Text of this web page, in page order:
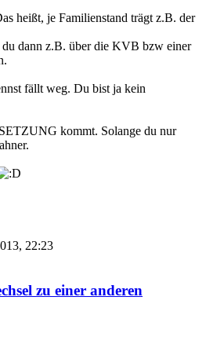
heißt, je Familienstand trägt z.B. der
dann z.B. über die KVB bzw einer
fällt weg. Du bist ja kein
kommt. Solange du nur
22:23
zu einer anderen